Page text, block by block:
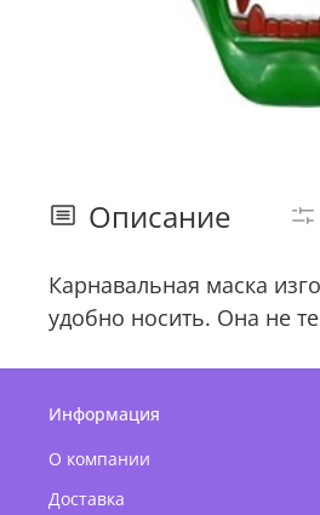
Описание
Карнавальная маска
удобно носить. Она не
Информация
О компании
Доставка